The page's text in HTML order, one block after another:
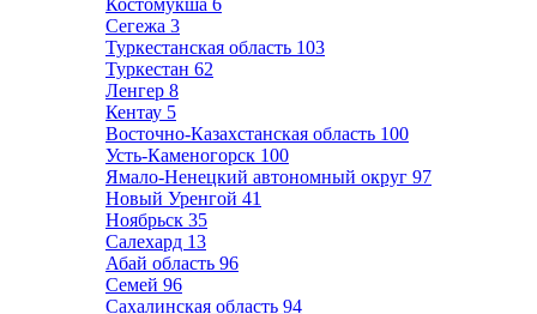
Костомукша 6
Сегежа 3
Туркестанская область 103
Туркестан 62
Ленгер 8
Кентау 5
Восточно-Казахстанская область 100
Усть-Каменогорск 100
Ямало-Ненецкий автономный округ 97
Новый Уренгой 41
Ноябрьск 35
Салехард 13
Абай область 96
Семей 96
Сахалинская область 94